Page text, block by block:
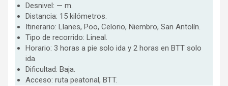
Desnivel: — m.
Distancia: 15 kilómetros.
Itinerario: Llanes, Poo, Celorio, Niembro, San Antolín.
Tipo de recorrido: Lineal.
Horario: 3 horas a pie solo ida y 2 horas en BTT solo
ida.
Dificultad: Baja.
Acceso: ruta peatonal, BTT.